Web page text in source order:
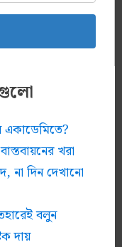
একাডেমিতে?
খরা
না দিন দেখানো
বলুন
দায়